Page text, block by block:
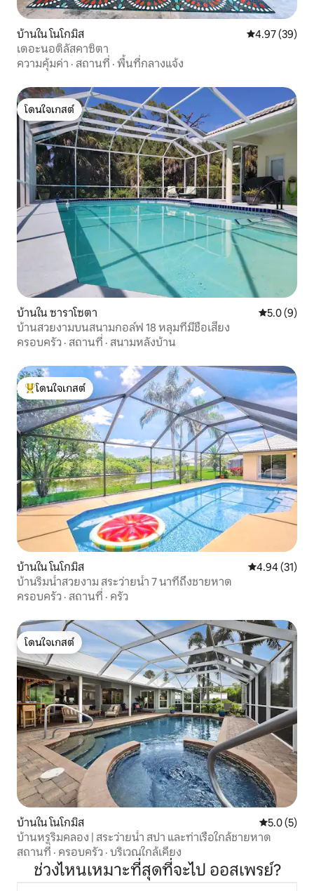
บ้านใน โนโกมิส คะแนนเฉลี่ย
4.97 (39)
เดอะนอติลัสคาซิตา
ความคุ้มค่า · สถานที่ · พื้นที่กลางแจ้ง
โดนใจเกสต์
โดนใจเกสต์
บ้านใน ซาราโซตา คะแนนเฉลี่
5.0 (9)
บ้านสวยงามบนสนามกอล์ฟ 18 หลุมที่มีชื่อเสียง
ครอบครัว · สถานที่ · สนามหลังบ้าน
โดนใจเกสต์ที่สุด
โดนใจเกสต์
บ้านใน โนโกมิส คะแนนเฉลี่ย
4.94 (31)
บ้านริมน้ำสวยงาม สระว่ายน้ำ 7 นาทีถึงชายหาด
ครอบครัว · สถานที่ · ครัว
โดนใจเกสต์
โดนใจเกสต์
บ้านใน โนโกมิส คะแนนเฉลี่
5.0 (5)
บ้านหรูริมคลอง | สระว่ายน้ำ สปา และท่าเรือใกล้ชายหาด
สถานที่ · ครอบครัว · บริเวณใกล้เคียง
ช่วงไหนเหมาะที่สุดที่จะไป ออสเพรย์?